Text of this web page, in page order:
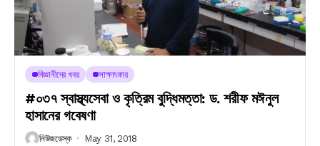
বিজ্ঞানীদের খবর সাক্ষাৎকার
#০৩৭ স্বাস্থ্যসেবা ও কৃত্রিম বুদ্ধিমত্তা: ড. শরীফ মঈনুল
হাসানের গবেষণা
নিউজডেস্ক May 31, 2018